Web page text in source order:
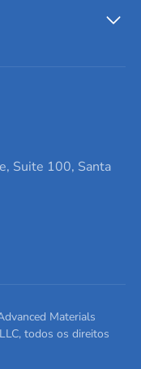
Suite 100, Santa
Materials
todos os direitos